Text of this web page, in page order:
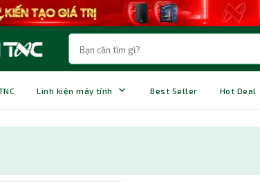
Linh kiện máy tính Best Seller Hot Deal